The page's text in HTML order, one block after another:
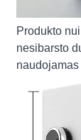
Produkto
nesibarsto